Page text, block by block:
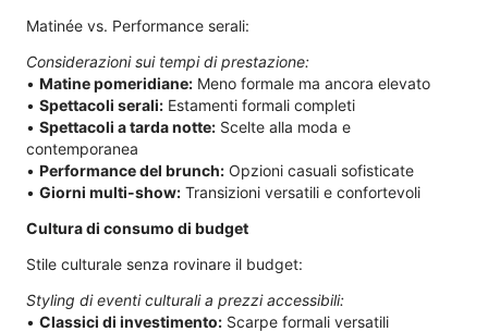
Matinée vs. Performance serali:
Considerazioni sui tempi di prestazione:
• Matine pomeridiane: Meno formale ma ancora elevato
• Spettacoli serali: Estamenti formali completi
• Spettacoli a tarda notte: Scelte alla moda e
contemporanea
• Performance del brunch: Opzioni casuali sofisticate
• Giorni multi-show: Transizioni versatili e confortevoli
Cultura di consumo di budget
Stile culturale senza rovinare il budget:
Styling di eventi culturali a prezzi accessibili:
• Classici di investimento: Scarpe formali versatili